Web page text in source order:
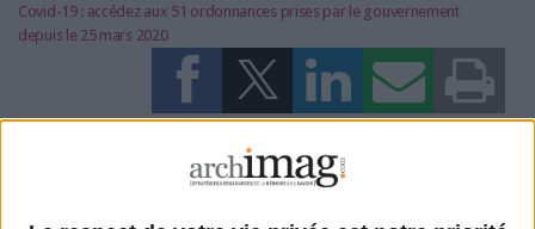
Covid-19 : accédez aux 51 ordonnances prises par le gouvernement
depuis le 25 mars 2020